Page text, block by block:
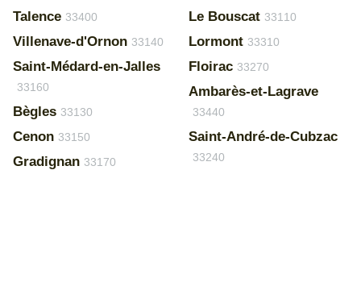
Talence 33400
Villenave-d'Ornon 33140
Saint-Médard-en-Jalles
33160
Bègles 33130
Cenon 33150
Gradignan 33170
Le Bouscat 33110
Lormont 33310
Floirac 33270
Ambarès-et-Lagrave
33440
Saint-André-de-Cubzac
33240